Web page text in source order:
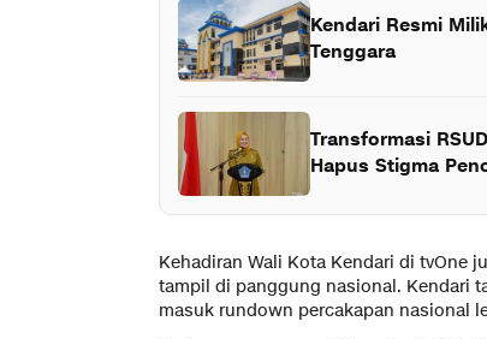
Kendari Resmi
Tenggara
Transformasi
Hapus Stigma
Kehadiran Wali Kota Kendari di tvOne
tampil di panggung nasional. Kendari
masuk rundown percakapan nasional